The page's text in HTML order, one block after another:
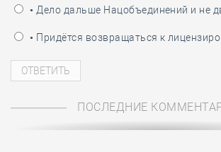
• Дело дальше Нацобъединений и не
• Придётся возвращаться к
ПОСЛЕДНИЕ